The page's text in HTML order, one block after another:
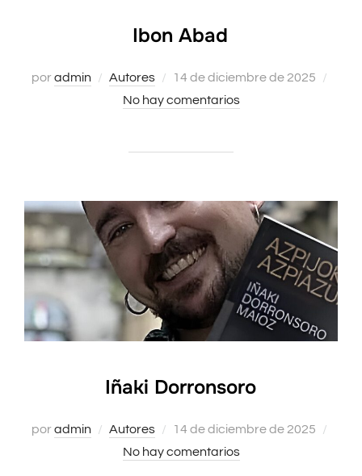
Ibon Abad
poradmin Autores
Publicado
el
14 de diciembre de 2025
No hay comentarios
Iñaki Dorronsoro
poradmin Autores
Publicado
el
14 de diciembre de 2025
No hay comentarios